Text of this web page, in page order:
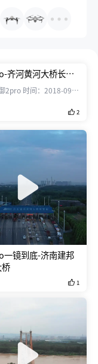
齐河黄河大桥长镜
2pro 时间：2018-09-
大桥长镜头设计练习
2
镜到底-济南建邦
1